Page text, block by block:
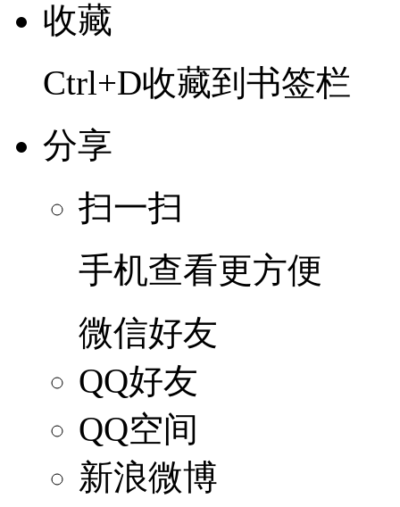
收藏
Ctrl+D收藏到书签栏
分享
扫一扫
手机查看更方便
微信好友
QQ好友
QQ空间
新浪微博